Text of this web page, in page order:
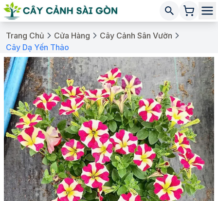
Trang Chủ Cửa Hàng
Cây Cảnh Sân Vườn
Cây Dạ Yến Thảo